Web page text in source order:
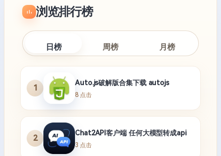
浏览排行榜
日榜 周榜 月榜
1
Auto.js破解版合集下载 autojs
8 点击
2
Chat2API客户端 任何大模型转成api
3 点击